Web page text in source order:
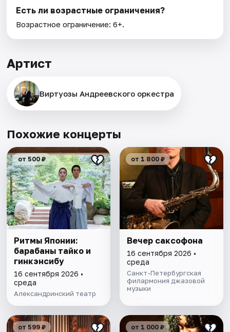
Есть ли возрастные ограничения?
Возрастное ограничение: 6+.
Артист
Виртуозы Андреевского оркестра
Похожие концерты
от 500 ₽
Ритмы Японии:
барабаны тайко и
гинкэнсибу
16 сентября 2026 •
среда
Александринский театр
от 1 800 ₽
Вечер саксофона
16 сентября 2026 •
среда
Санкт-Петербургская
филармония джазовой
музыки
от 599 ₽ от 1 000 ₽